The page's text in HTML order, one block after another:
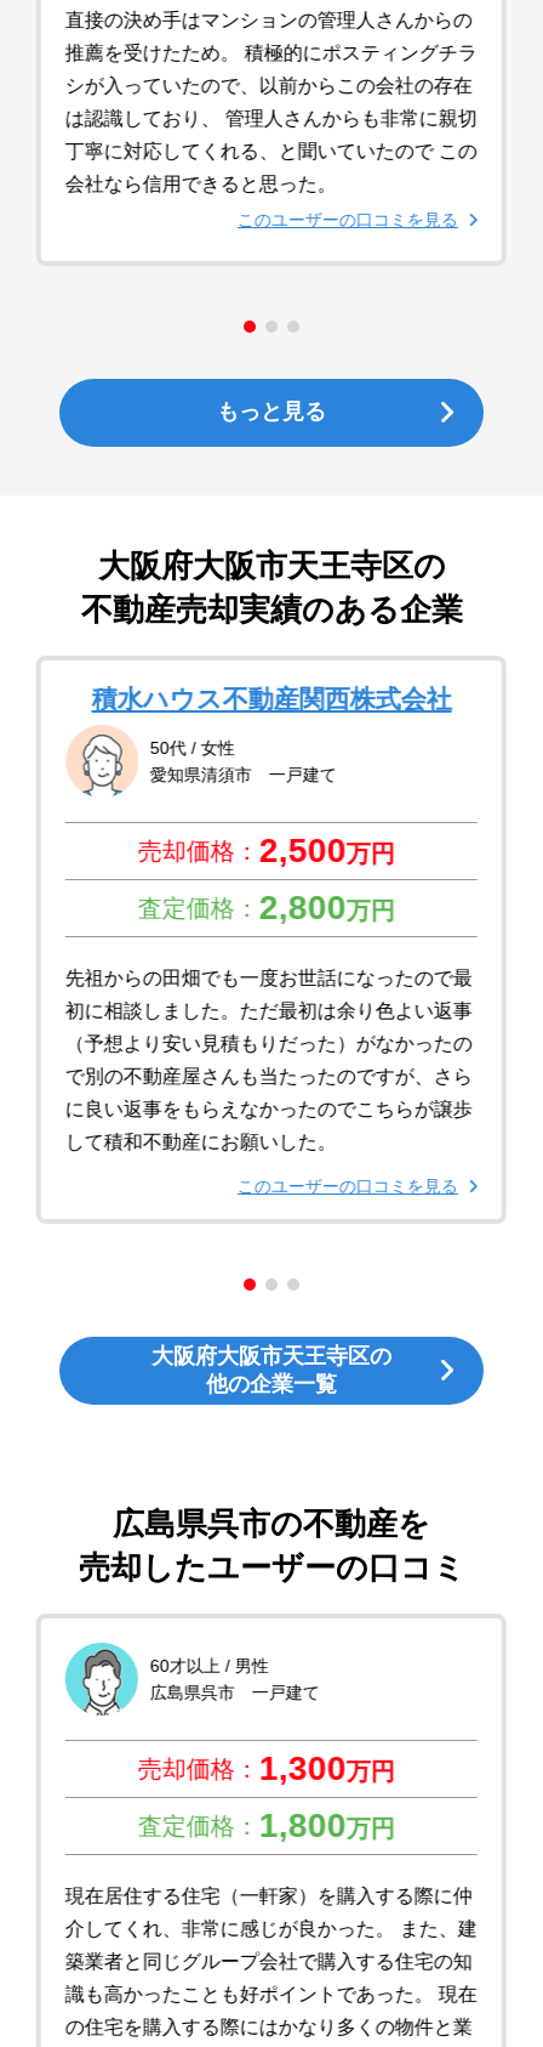
直接の決め手はマンションの管理人さんからの
推薦を受けたため。 積極的にポスティングチラ
シが入っていたので、以前からこの会社の存在
は認識しており、 管理人さんからも非常に親切
丁寧に対応してくれる、と聞いていたので この
会社なら信用できると思った。
このユーザーの口コミを見る
もっと見る
大阪府大阪市天王寺区の
不動産売却実績のある企業
積水ハウス不動産関西株式会社
50代 / 女性
愛知県清須市 一戸建て
売却価格： 2,500万円
査定価格： 2,800万円
先祖からの田畑でも一度お世話になったので最
初に相談しました。ただ最初は余り色よい返事
（予想より安い見積もりだった）がなかったの
で別の不動産屋さんも当たったのですが、さら
に良い返事をもらえなかったのでこちらが譲歩
して積和不動産にお願いした。
このユーザーの口コミを見る
大阪府大阪市天王寺区の
他の企業一覧
広島県呉市の不動産を
売却したユーザーの口コミ
60才以上 / 男性
広島県呉市 一戸建て
売却価格： 1,300万円
査定価格： 1,800万円
現在居住する住宅（一軒家）を購入する際に仲
介してくれ、非常に感じが良かった。 また、建
築業者と同じグループ会社で購入する住宅の知
識も高かったことも好ポイントであった。 現在
の住宅を購入する際にはかなり多くの物件と業